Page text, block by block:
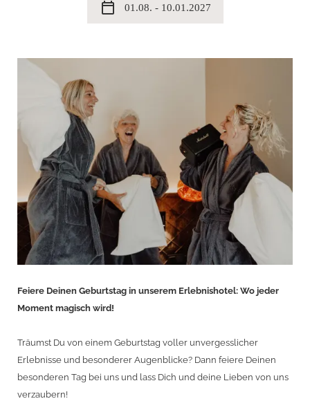
calendar_today 01.08. - 10.01.2027
Feiere Deinen Geburtstag in unserem Erlebnishotel: Wo jeder
Moment magisch wird!
Träumst Du von einem Geburtstag voller unvergesslicher
Erlebnisse und besonderer Augenblicke? Dann feiere Deinen
besonderen Tag bei uns und lass Dich und deine Lieben von uns
verzaubern!